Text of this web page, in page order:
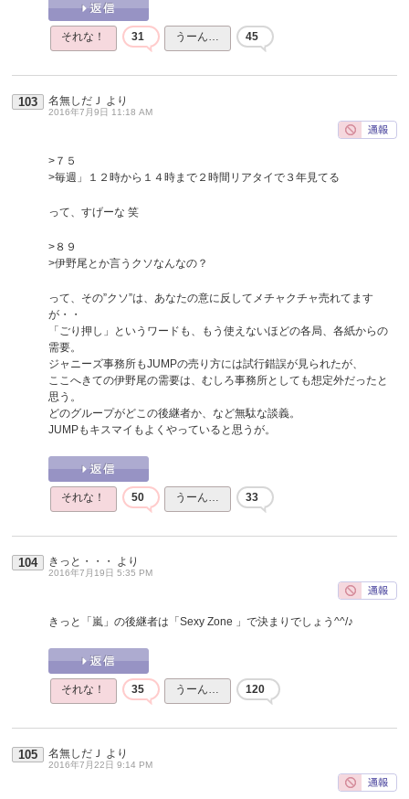
それな！ 31 うーん… 45
103 名無しだＪ より
2016年7月9日 11:18 AM
>７５
>毎週」１２時から１４時まで２時間リアタイで３年見てる
って、すげーな 笑
>８９
>伊野尾とか言うクソなんなの？
って、その”クソ”は、あなたの意に反してメチャクチャ売れてます
が・・
「ごり押し」というワードも、もう使えないほどの各局、各紙からの
需要。
ジャニーズ事務所もJUMPの売り方には試行錯誤が見られたが、
ここへきての伊野尾の需要は、むしろ事務所としても想定外だったと
思う。
どのグループがどこの後継者か、など無駄な談義。
JUMPもキスマイもよくやっていると思うが。
それな！ 50 うーん… 33
104 きっと・・・ より
2016年7月19日 5:35 PM
きっと「嵐」の後継者は「Sexy Zone 」で決まりでしょう^^/♪
それな！ 35 うーん… 120
105 名無しだＪ より
2016年7月22日 9:14 PM